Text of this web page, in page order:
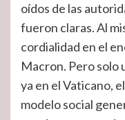
oídos de las
fueron claras. Al
cordialidad en el
Macron. Pero solo
ya en el Vaticano,
modelo social